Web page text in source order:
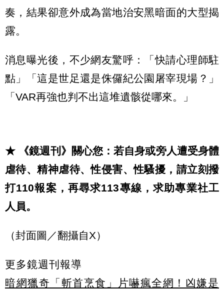
奏，結果卻意外成為當地治安黑暗面的大型揭
露。
消息曝光後，不少網友驚呼：「快請心理師駐
點」「這是世足還是侏儸紀公園屠宰現場？」
「VAR再強也判不出這堆遺骸從哪來。」
★ 《鏡週刊》關心您：若自身或旁人遭受身體
虐待、精神虐待、性侵害、性騷擾，請立刻撥
打110報案，再尋求113專線，求助專業社工
人員。
（封面圖／翻攝自X）
更多鏡週刊報導
暗網獵奇「斬首烹食」片嚇瘋全網！凶嫌是